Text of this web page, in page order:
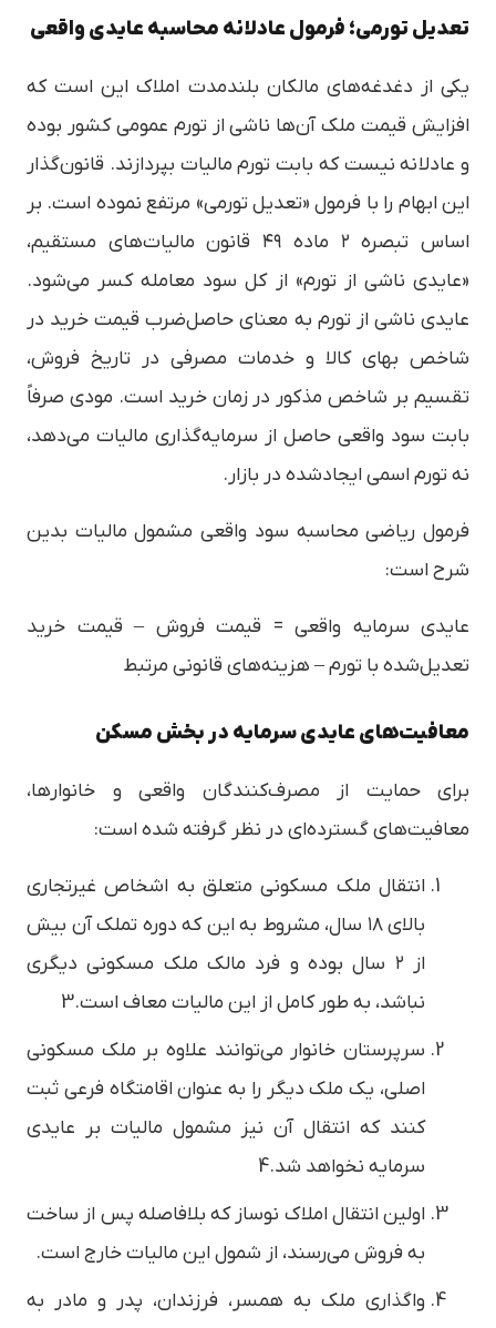
تعدیل تورمی؛ فرمول عادلانه محاسبه عایدی واقعی
یکی از دغدغه‌های مالکان بلندمدت املاک این است که
افزایش قیمت ملک آن‌ها ناشی از تورم عمومی کشور بوده
و عادلانه نیست که بابت تورم مالیات بپردازند. قانون‌گذار
این ابهام را با فرمول «تعدیل تورمی» مرتفع نموده است. بر
اساس تبصره ۲ ماده ۴۹ قانون مالیات‌های مستقیم،
«عایدی ناشی از تورم» از کل سود معامله کسر می‌شود.
عایدی ناشی از تورم به معنای حاصل‌ضرب قیمت خرید در
شاخص بهای کالا و خدمات مصرفی در تاریخ فروش،
تقسیم بر شاخص مذکور در زمان خرید است. مودی صرفاً
بابت سود واقعی حاصل از سرمایه‌گذاری مالیات می‌دهد،
نه تورم اسمی ایجادشده در بازار.
فرمول ریاضی محاسبه سود واقعی مشمول مالیات بدین
شرح است:
عایدی سرمایه واقعی = قیمت فروش – قیمت خرید
تعدیل‌شده با تورم – هزینه‌های قانونی مرتبط
معافیت‌های عایدی سرمایه در بخش مسکن
برای حمایت از مصرف‌کنندگان واقعی و خانوارها،
معافیت‌های گسترده‌ای در نظر گرفته شده است:
انتقال ملک مسکونی متعلق به اشخاص غیرتجاری
بالای ۱۸ سال، مشروط به این که دوره تملک آن بیش
از ۲ سال بوده و فرد مالک ملک مسکونی دیگری
نباشد، به طور کامل از این مالیات معاف است.3
سرپرستان خانوار می‌توانند علاوه بر ملک مسکونی
اصلی، یک ملک دیگر را به عنوان اقامتگاه فرعی ثبت
کنند که انتقال آن نیز مشمول مالیات بر عایدی
سرمایه نخواهد شد.4
اولین انتقال املاک نوساز که بلافاصله پس از ساخت
به فروش می‌رسند، از شمول این مالیات خارج است.
واگذاری ملک به همسر، فرزندان، پدر و مادر به